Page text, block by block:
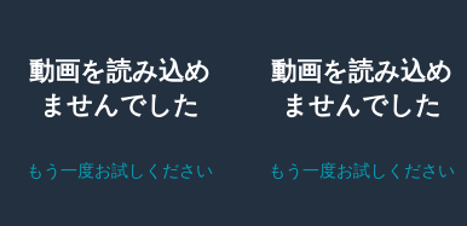
We're committed to your privacy. HubSpot uses the
unsubscribe from these communications at any time. For